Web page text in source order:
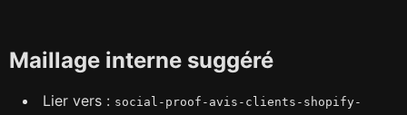
Maillage interne suggéré
Lier vers : social-proof-avis-clients-shopify-